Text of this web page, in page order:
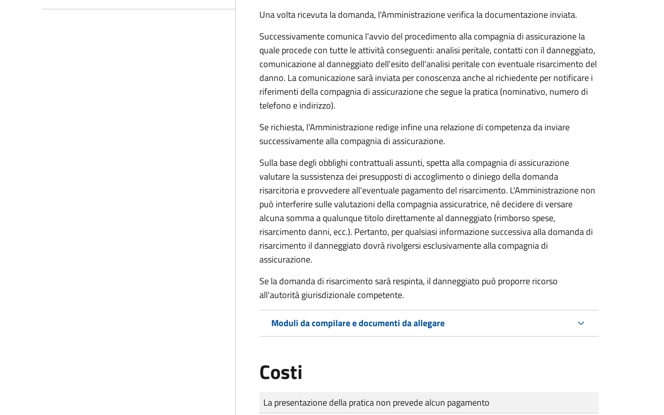
Una volta ricevuta la domanda, l'Amministrazione verifica la documentazione inviata.
Successivamente comunica l'avvio del procedimento alla compagnia di assicurazione la
quale procede con tutte le attività conseguenti: analisi peritale, contatti con il danneggiato,
comunicazione al danneggiato dell'esito dell'analisi peritale con eventuale risarcimento del
danno. La comunicazione sarà inviata per conoscenza anche al richiedente per notificare i
riferimenti della compagnia di assicurazione che segue la pratica (nominativo, numero di
telefono e indirizzo).
Se richiesta, l'Amministrazione redige infine una relazione di competenza da inviare
successivamente alla compagnia di assicurazione.
Sulla base degli obblighi contrattuali assunti, spetta alla compagnia di assicurazione
valutare la sussistenza dei presupposti di accoglimento o diniego della domanda
risarcitoria e provvedere all'eventuale pagamento del risarcimento. L'Amministrazione non
può interferire sulle valutazioni della compagnia assicuratrice, né decidere di versare
alcuna somma a qualunque titolo direttamente al danneggiato (rimborso spese,
risarcimento danni, ecc.). Pertanto, per qualsiasi informazione successiva alla domanda di
risarcimento il danneggiato dovrà rivolgersi esclusivamente alla compagnia di
assicurazione.
Se la domanda di risarcimento sarà respinta, il danneggiato può proporre ricorso
all'autorità giurisdizionale competente.
Moduli da compilare e documenti da allegare
Costi
Tipo di pagamento
Importo
La presentazione della pratica non prevede alcun pagamento